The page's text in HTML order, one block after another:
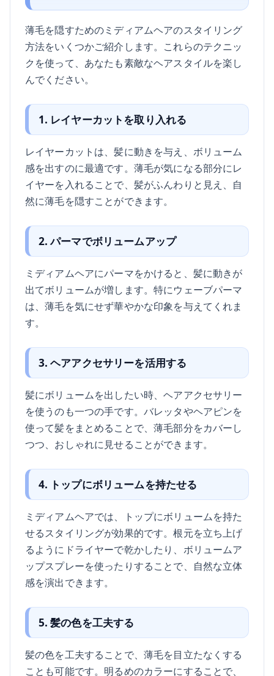
薄毛を隠すためのミディアムヘアのスタイリング
方法をいくつかご紹介します。これらのテクニッ
クを使って、あなたも素敵なヘアスタイルを楽し
んでください。
1. レイヤーカットを取り入れる
レイヤーカットは、髪に動きを与え、ボリューム
感を出すのに最適です。薄毛が気になる部分にレ
イヤーを入れることで、髪がふんわりと見え、自
然に薄毛を隠すことができます。
2. パーマでボリュームアップ
ミディアムヘアにパーマをかけると、髪に動きが
出てボリュームが増します。特にウェーブパーマ
は、薄毛を気にせず華やかな印象を与えてくれま
す。
3. ヘアアクセサリーを活用する
髪にボリュームを出したい時、ヘアアクセサリー
を使うのも一つの手です。バレッタやヘアピンを
使って髪をまとめることで、薄毛部分をカバーし
つつ、おしゃれに見せることができます。
4. トップにボリュームを持たせる
ミディアムヘアでは、トップにボリュームを持た
せるスタイリングが効果的です。根元を立ち上げ
るようにドライヤーで乾かしたり、ボリュームア
ップスプレーを使ったりすることで、自然な立体
感を演出できます。
5. 髪の色を工夫する
髪の色を工夫することで、薄毛を目立たなくする
ことも可能です。明るめのカラーにすることで、